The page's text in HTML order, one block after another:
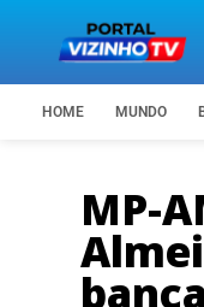
HOME MUNDO
MP-